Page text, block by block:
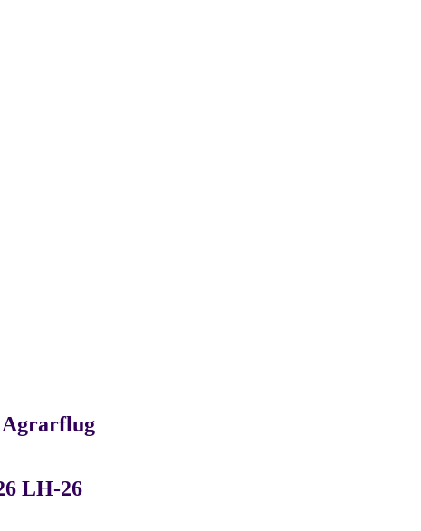
Agrarflug
LH-26